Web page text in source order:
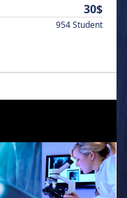
30$
954 Student